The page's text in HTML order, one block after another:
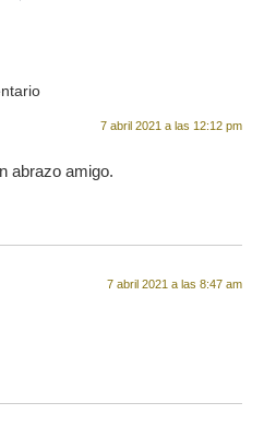
7 abril 2021 a las 12:12 pm
abrazo amigo.
7 abril 2021 a las 8:47 am